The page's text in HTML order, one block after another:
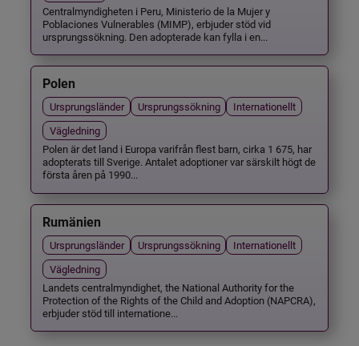
Centralmyndigheten i Peru, Ministerio de la Mujer y
Poblaciones Vulnerables (MIMP), erbjuder stöd vid
ursprungssökning. Den adopterade kan fylla i en...
Polen
Ursprungsländer Ursprungssökning
Internationellt
Vägledning
Polen är det land i Europa varifrån flest barn, cirka 1 675, har
adopterats till Sverige. Antalet adoptioner var särskilt högt de
första åren på 1990...
Rumänien
Ursprungsländer Ursprungssökning
Internationellt
Vägledning
Landets centralmyndighet, the National Authority for the
Protection of the Rights of the Child and Adoption (NAPCRA),
erbjuder stöd till internatione...